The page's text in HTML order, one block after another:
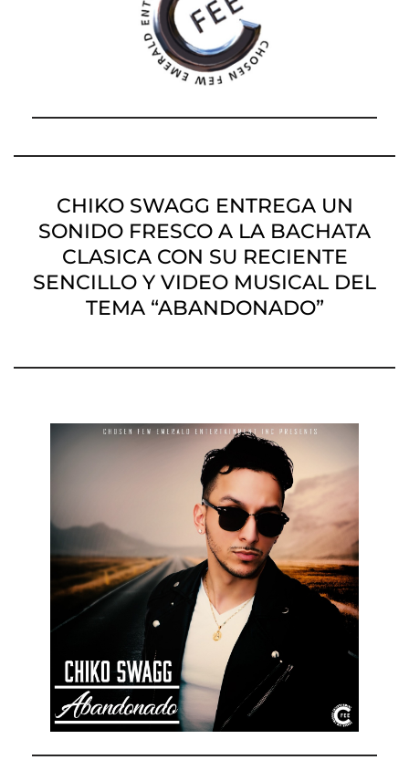
CHIKO SWAGG ENTREGA UN
SONIDO FRESCO A LA BACHATA
CLASICA CON SU RECIENTE
SENCILLO Y VIDEO MUSICAL DEL
TEMA “ABANDONADO”